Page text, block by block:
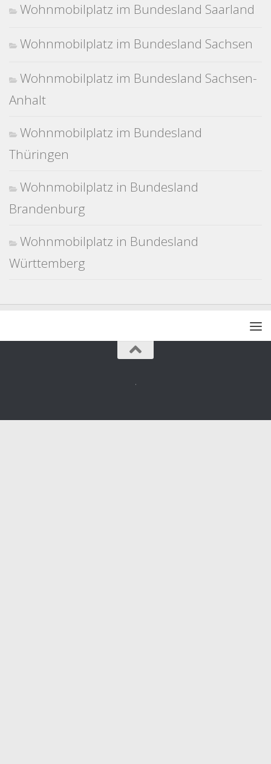
Wohnmobilplatz im Bundesland Saarland
Wohnmobilplatz im Bundesland Sachsen
Wohnmobilplatz im Bundesland Sachsen-
Anhalt
Wohnmobilplatz im Bundesland
Thüringen
Wohnmobilplatz in Bundesland
Brandenburg
Wohnmobilplatz in Bundesland
Württemberg
.